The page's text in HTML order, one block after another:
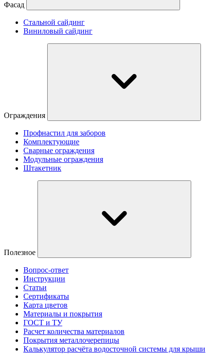
Фасад
Стальной сайдинг
Виниловый сайдинг
Ограждения
Профнастил для заборов
Комплектующие
Сварные ограждения
Модульные ограждения
Штакетник
Полезное
Вопрос-ответ
Инструкции
Статьи
Сертификаты
Карта цветов
Материалы и покрытия
ГОСТ и ТУ
Расчет количества материалов
Покрытия металлочерепицы
Калькулятор расчёта водосточной системы для крыши